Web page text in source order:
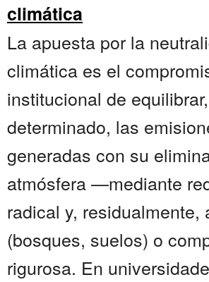
climática
La apuesta por la
climática es el
institucional de
determinado, las
generadas con su
atmósfera —mediante
radical y, residualmente,
(bosques, suelos) o
rigurosa. En